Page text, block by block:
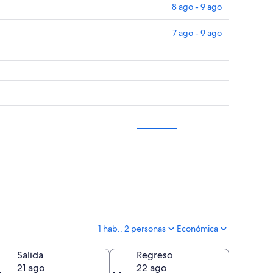
8 ago - 9 ago
7 ago - 9 ago
1 hab., 2 personas Económica
Salida
21 ago
Regreso
22 ago